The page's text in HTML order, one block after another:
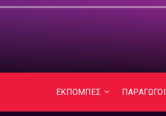
ΕΚΠΟΜΠΕΣ ΠΑΡΑΓΩΓΟΙ